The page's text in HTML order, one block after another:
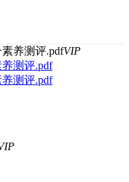
VIP
测评.pdf
测评.pdf